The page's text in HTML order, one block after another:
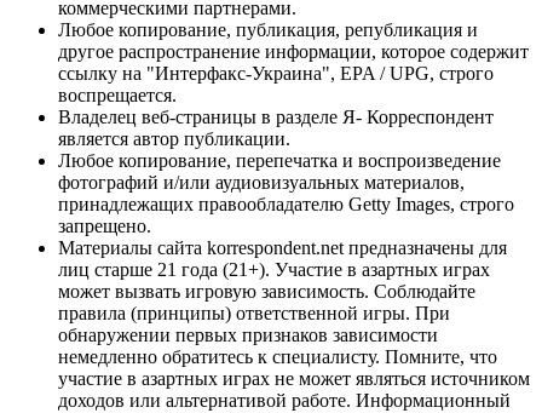
коммерческими партнерами.
Любое копирование, публикация, републикация и
другое распространение информации, которое содержит
ссылку на "Интерфакс-Украина", EPA / UPG, строго
воспрещается.
Владелец веб-страницы в разделе Я- Корреспондент
является автор публикации.
Любое копирование, перепечатка и воспроизведение
фотографий и/или аудиовизуальных материалов,
принадлежащих правообладателю Getty Images, строго
запрещено.
Материалы сайта korrespondent.net предназначены для
лиц старше 21 года (21+). Участие в азартных играх
может вызвать игровую зависимость. Соблюдайте
правила (принципы) ответственной игры. При
обнаружении первых признаков зависимости
немедленно обратитесь к специалисту. Помните, что
участие в азартных играх не может являться источником
доходов или альтернативой работе. Информационный